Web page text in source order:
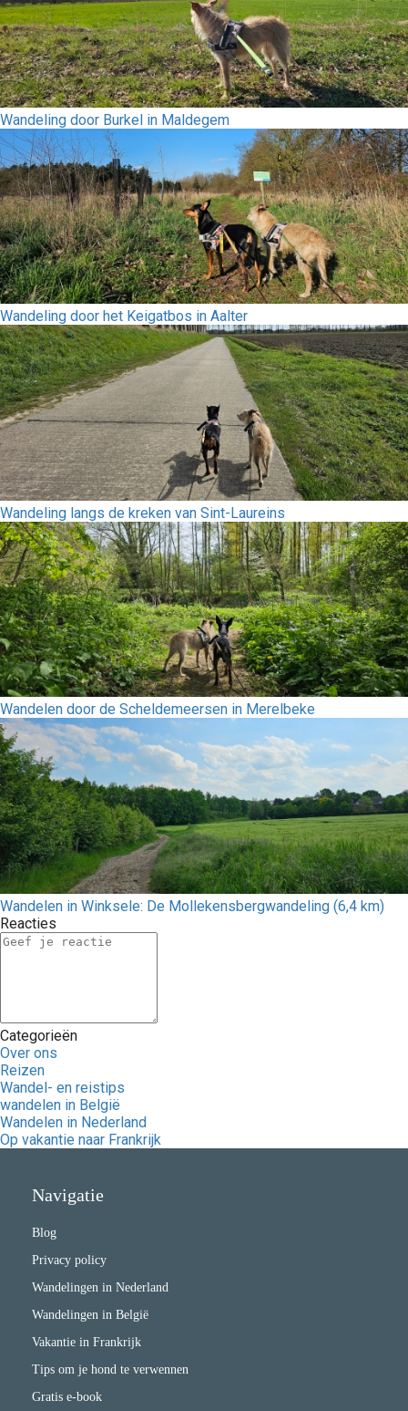
Wandeling door Burkel in Maldegem
Wandeling door het Keigatbos in Aalter
Wandeling langs de kreken van Sint-Laureins
Wandelen door de Scheldemeersen in Merelbeke
Wandelen in Winksele: De Mollekensbergwandeling (6,4 km)
Reacties
Categorieën
Over ons
Reizen
Wandel- en reistips
wandelen in België
Wandelen in Nederland
Op vakantie naar Frankrijk
Navigatie
Blog
Privacy policy
Wandelingen in Nederland
Wandelingen in België
Vakantie in Frankrijk
Tips om je hond te verwennen
Gratis e-book